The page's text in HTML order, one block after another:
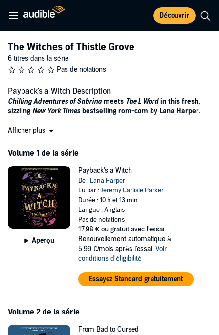
Découvrir
The Witches of Thistle Grove
6 titres dans la série
Pas de notations
Payback's a Witch Description
Chilling Adventures of Sabrinameets The L Wordin this fresh,
sizzling New York Timesbestselling rom-com by Lana Harper.
Emmy Harlow is a witch but not a very powerful one—in part
in years. Her self-imposed exile has a lot to do with a complicated
only the very tiniest bit to do with Gareth Blackmoore, heir to the
most powerful magical family in town and casual breaker of hearts
and destroyer of dreams.
But when a spellcasting tournament that her family serves as
arbiters for approaches, it turns out the pull of tradition (or the truly
impressive parental guilt trip that comes with it) is strong enough to
bring Emmy back. She's determined to do her familial duty; spend
some quality time with her best friend, Linden Thorn; and get back
to her real life in Chicago.
On her first night home, Emmy runs into Talia Avramov—an all-
around badass adept in the darker magical arts—who is fresh off a
bad breakup . . . with Gareth Blackmoore. Talia had let herself be
charmed, only to discover that Gareth was also seeing Linden—
unbeknownst to either of them. And now she and Linden want
revenge. Only one question stands: Is Emmy in?
Afficher plus
Volume 1 de la série
Aperçu
Payback's a Witch
De : Lana Harper
Lu par :Jeremy Carlisle Parker
Durée : 10 h et 13 min
Langue : Anglais
Pas de notations
17,98 € ou gratuit avec l'essai.
Renouvellement automatique à
5,99 €/mois après l'essai. Voir
conditions d'éligibilité
Essayez Standard gratuitement
Volume 2 de la série
From Bad to Cursed